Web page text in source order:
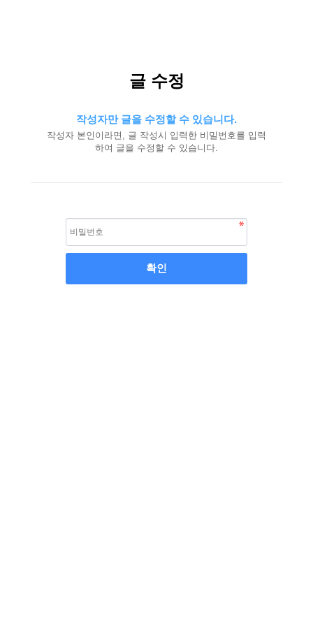
글 수정
작성자만 글을 수정할 수 있습니다.
작성자 본인이라면, 글 작성시 입력한 비밀번호를 입력
하여 글을 수정할 수 있습니다.